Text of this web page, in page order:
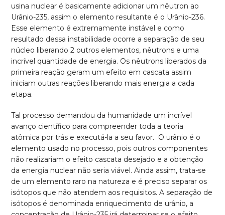
usina nuclear é basicamente adicionar um nêutron ao
Urânio-235, assim o elemento resultante é o Urânio-236.
Esse elemento é extremamente instável e como
resultado dessa instabilidade ocorre a separação de seu
núcleo liberando 2 outros elementos, nêutrons e uma
incrível quantidade de energia. Os nêutrons liberados da
primeira reação geram um efeito em cascata assim
iniciam outras reações liberando mais energia a cada
etapa.
Tal processo demandou da humanidade um incrível
avanço científico para compreender toda a teoria
atômica por trás e executá-la a seu favor. O urânio é o
elemento usado no processo, pois outros componentes
não realizariam o efeito cascata desejado e a obtenção
da energia nuclear não seria viável. Ainda assim, trata-se
de um elemento raro na natureza e é preciso separar os
isótopos que não atendem aos requisitos. A separação de
isótopos é denominada enriquecimento de urânio, a